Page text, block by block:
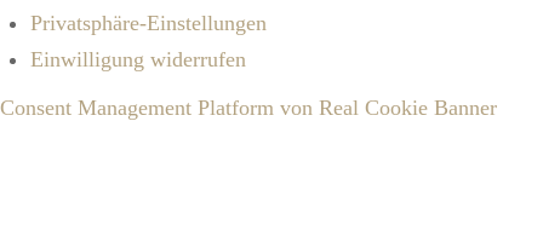
Privatsphäre-Einstellungen
Einwilligung widerrufen
Consent Management Platform von Real Cookie Banner